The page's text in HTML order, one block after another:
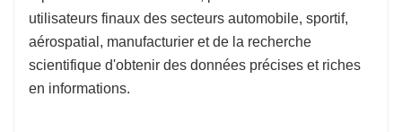
utilisateurs finaux des secteurs automobile, sportif,
aérospatial, manufacturier et de la recherche
scientifique d'obtenir des données précises et riches
en informations.